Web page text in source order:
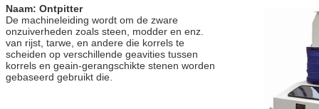
Naam: Ontpitter
De machineleiding wordt om de zware
onzuiverheden zoals steen, modder en enz.
van rijst, tarwe, en andere die korrels te
scheiden op verschillende geavities tussen
korrels en geain-gerangschikte stenen worden
gebaseerd gebruikt die.